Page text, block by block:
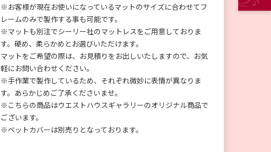
※お客様が現在お使いになっているマットのサイズに合わせてフ
レームのみで製作する事も可能です。
※マットも別注でシーリー社のマットレスをご用意しておりま
す。硬め、柔らかめとお選びいただけます。
マットをご希望の際は、お見積りをお出しいたしますので、お気
軽にお問い合わせください。
※手作業で製作しているため、それぞれ微妙に表情が異なりま
す。あらかじめご了承くださいませ。
※こちらの商品はウエストハウスギャラリーのオリジナル商品で
ございます。
※ベットカバーは別売りとなっております。